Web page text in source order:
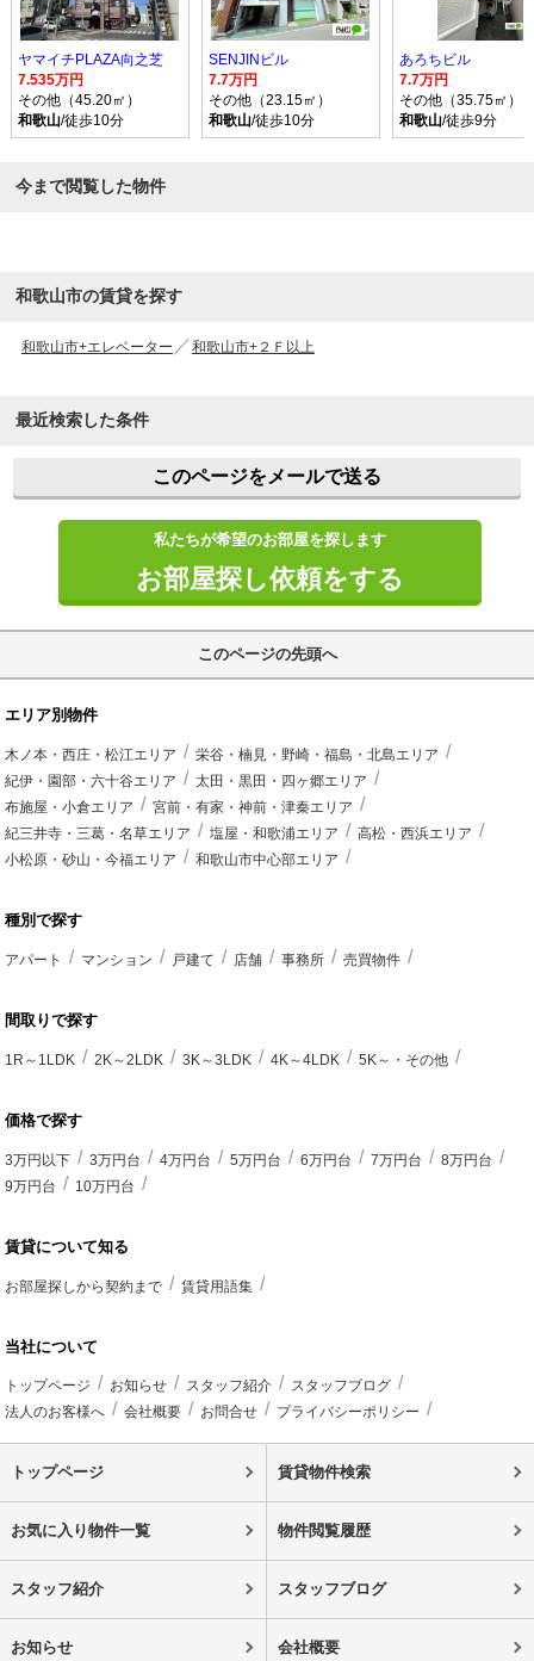
ヤマイチPLAZA向之芝
7.535万円
その他（45.20㎡）
和歌山/徒歩10分
SENJINビル
7.7万円
その他（23.15㎡）
和歌山/徒歩10分
あろちビル
7.7万円
その他（35.75㎡）
和歌山/徒歩9分
今まで閲覧した物件
和歌山市の賃貸を探す
和歌山市+エレベーター 和歌山市+２Ｆ以上
最近検索した条件
このページをメールで送る
私たちが希望のお部屋を探します
お部屋探し依頼をする
このページの先頭へ
エリア別物件
木ノ本・西庄・松江エリア
栄谷・楠見・野崎・福島・北島エリア
紀伊・園部・六十谷エリア
太田・黒田・四ヶ郷エリア
布施屋・小倉エリア
宮前・有家・神前・津秦エリア
紀三井寺・三葛・名草エリア
塩屋・和歌浦エリア
高松・西浜エリア
小松原・砂山・今福エリア
和歌山市中心部エリア
種別で探す
アパート マンション 戸建て 店舗 事務所 売買物件
間取りで探す
1R～1LDK 2K～2LDK 3K～3LDK 4K～4LDK 5K～・その他
価格で探す
3万円以下 3万円台 4万円台 5万円台 6万円台 7万円台
8万円台
9万円台
10万円台
賃貸について知る
お部屋探しから契約まで 賃貸用語集
当社について
トップページ お知らせ スタッフ紹介
スタッフブログ
法人のお客様へ
会社概要 お問合せ プライバシーポリシー
トップページ 賃貸物件検索
お気に入り物件一覧 物件閲覧履歴
スタッフ紹介 スタッフブログ
お知らせ 会社概要